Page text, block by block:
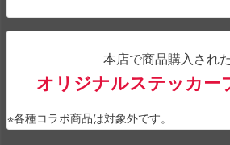
本店で商品購入され
オリジナルステッカー
※各種コラボ商品は対象外です。